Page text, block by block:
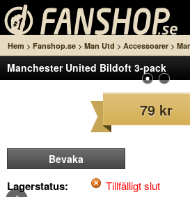
Hem > Fanshop.se > Man Utd > Accessoarer >
Manchester United Bildoft 3-pack
79 kr
Bevaka
Lagerstatus: Tillfälligt slut